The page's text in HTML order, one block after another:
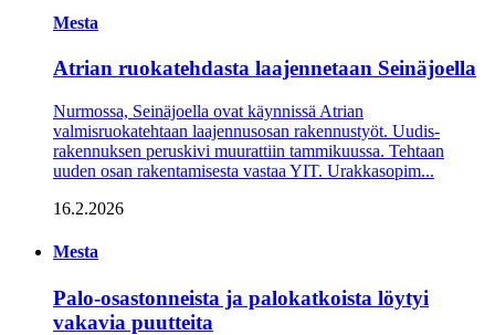
Mesta
Atrian ruokatehdasta laajennetaan Seinäjoella
Nurmossa, Seinäjoella ovat käynnissä Atrian
valmisruokatehtaan laajennusosan rakennustyöt. Uudis­
rakennuksen peruskivi muurattiin tammikuussa. Tehtaan
uuden osan rakentamisesta vastaa YIT. Urakkasopim...
16.2.2026
Mesta
Palo-osastonneista ja palokatkoista löytyi
vakavia puutteita